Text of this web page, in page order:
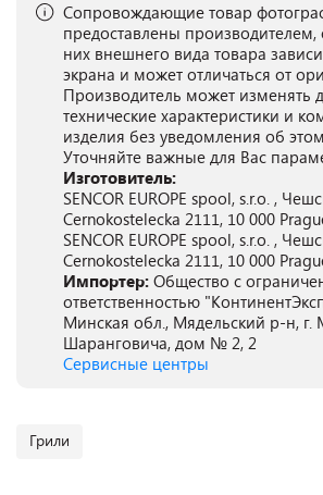
Сопровождающие товар
предоставлены
них внешнего вида товара
экрана и может отличаться от
Производитель может изменять
технические характеристики и
изделия без уведомления об
Уточняйте важные для Вас
Изготовитель:
SENCOR EUROPE spool, s.r.o. ,
Cernokostelecka 2111, 10 000
SENCOR EUROPE spool, s.r.o. ,
Cernokostelecka 2111, 10 000
Импортер: Общество с
ответственностью
Минская обл., Мядельский р-н, г.
Шаранговича, дом № 2, 2
Сервисные центры
Грили